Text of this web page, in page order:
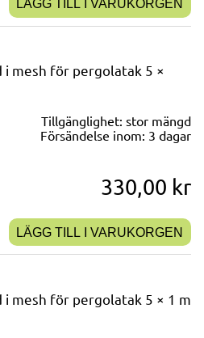
LÄGG TILL I VARUKORGEN
i mesh för pergolatak 5 ×
Tillgänglighet: stor mängd
Försändelse inom: 3 dagar
330,00 kr
LÄGG TILL I VARUKORGEN
i mesh för pergolatak 5 × 1 m